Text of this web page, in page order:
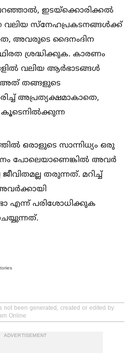
ഇടയ്‌ക്കൊരിക്കല്‍
സ്‌നേഹപ്രകടനങ്ങള്‍ക്ക്
അവരുടെ ദൈനംദിന
ശ്രദ്ധിക്കുക. കാരണം
വലിയ ആര്‍ഭാടങ്ങള്‍
അത് തങ്ങളുടെ
അപ്രത്യക്ഷമാകാതെ,
ഒരാളുടെ സാന്നിധ്യം ഒരു
പോലെയാണെങ്കില്‍ അവര്‍
തരുന്നത്. മറിച്ച്‌
എന്ന് പരിശോധിക്കുക
not been generated, created or edited by
Online
ADVERTISEMENT